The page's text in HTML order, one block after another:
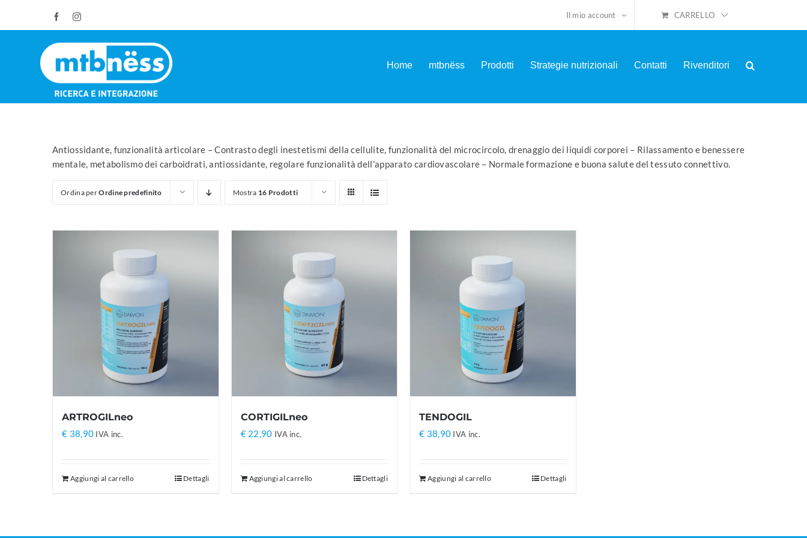
FacebookInstagram Il mio account CARRELLO
Home mtbnëss Prodotti Strategie nutrizionali Contatti Rivenditori
Antiossidante, funzionalità articolare – Contrasto degli inestetismi della cellulite, funzionalità del microcircolo, drenaggio dei liquidi corporei – Rilassamento e benessere
mentale, metabolismo dei carboidrati, antiossidante, regolare funzionalità dell’apparato cardiovascolare – Normale formazione e buona salute del tessuto connettivo.
Ordina perOrdine predefinito Mostra 16 Prodotti
ARTROGILneo
€ 38,90 IVA inc.
Aggiungi al carrello Dettagli
CORTIGILneo
€22,90 IVA inc.
Aggiungi al carrello Dettagli
TENDOGIL
€ 38,90 IVA inc.
Aggiungi al carrello Dettagli